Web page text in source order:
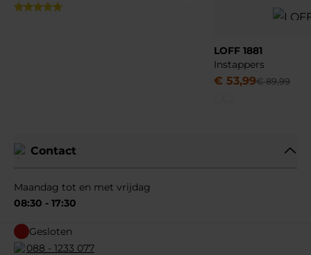
LOFF 1881
Instappers
€ 53,99€ 89,99
Contact
Maandag tot en met vrijdag
08:30 - 17:30
Gesloten
088 - 1233 077